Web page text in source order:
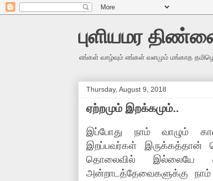
புளியமர
எங்கள் வாழ்வும் எங்கள் வளமும் மங்காத
Thursday, August 9, 2018
ஏற்றமும் இறக்கமும்..
இப்போது நாம் வாழும்
இறப்பவர்கள் இருக்கத்தான்
தொலைவில் இல்லையே
அன்றாடத்தேவைகளுக்கு